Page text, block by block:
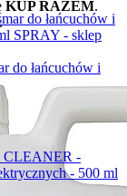
KUP RAZEM.
do łańcuchów i